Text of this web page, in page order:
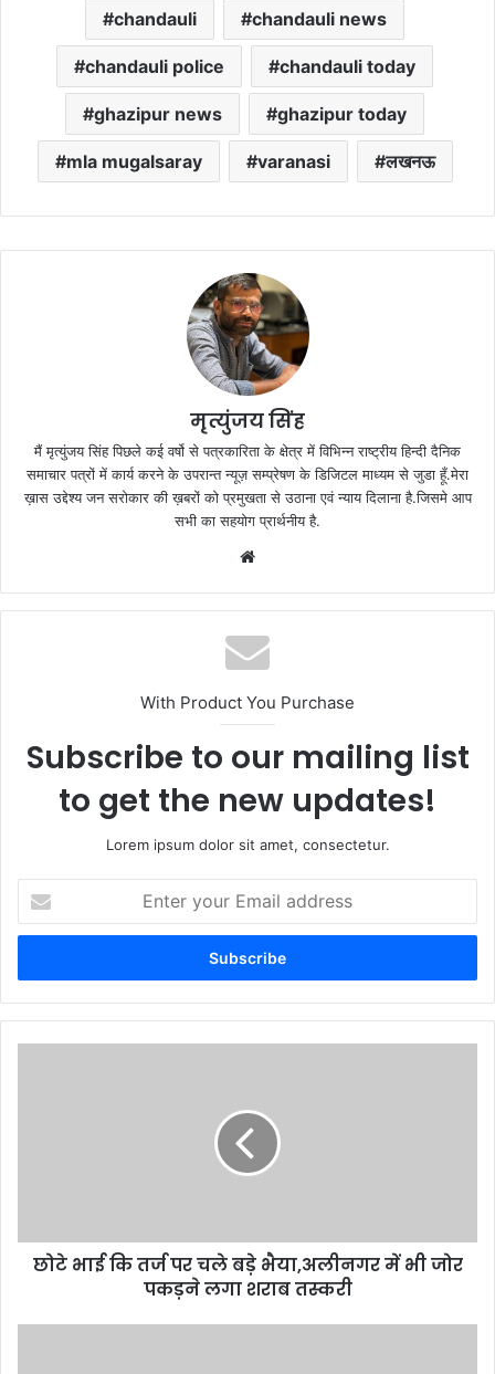
chandauli chandauli news
chandauli police chandauli today
ghazipur news ghazipur today
mla mugalsaray varanasi लखनऊ
मृत्युंजय सिंह
मैं मृत्युंजय सिंह पिछले कई वर्षो से पत्रकारिता के क्षेत्र में विभिन्न राष्ट्रीय हिन्दी दैनिक
समाचार पत्रों में कार्य करने के उपरान्त न्यूज़ सम्प्रेषण के डिजिटल माध्यम से जुडा हूँ.मेरा
ख़ास उद्देश्य जन सरोकार की ख़बरों को प्रमुखता से उठाना एवं न्याय दिलाना है.जिसमे आप
सभी का सहयोग प्रार्थनीय है.
With Product You Purchase
Subscribe to our mailing list
to get the new updates!
Lorem ipsum dolor sit amet, consectetur.
your
Email
छोटे भाई कि तर्ज पर चले बड़े भैया,अलीनगर में भी जोर
पकड़ने लगा शराब तस्करी